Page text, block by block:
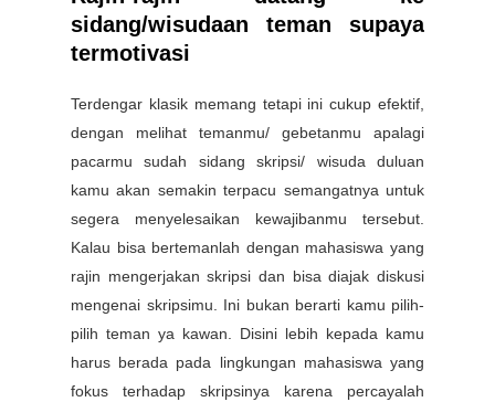
sidang/wisudaan teman supaya
termotivasi
Terdengar klasik memang tetapi ini cukup efektif,
dengan melihat temanmu/ gebetanmu apalagi
pacarmu sudah sidang skripsi/ wisuda duluan
kamu akan semakin terpacu semangatnya untuk
segera menyelesaikan kewajibanmu tersebut.
Kalau bisa bertemanlah dengan mahasiswa yang
rajin mengerjakan skripsi dan bisa diajak diskusi
mengenai skripsimu. Ini bukan berarti kamu pilih-
pilih teman ya kawan. Disini lebih kepada kamu
harus berada pada lingkungan mahasiswa yang
fokus terhadap skripsinya karena percayalah